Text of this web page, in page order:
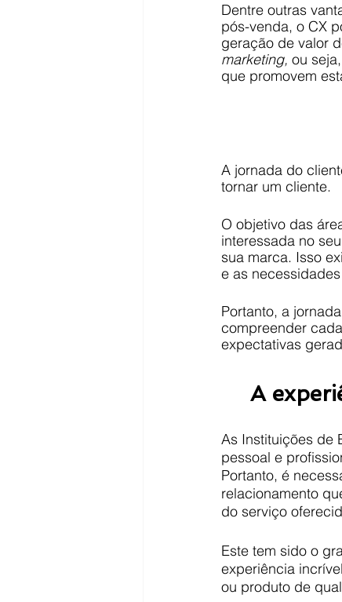
Dentre outras
pós-venda, o CX
geração de valor
marketing, ou
que promovem
A jornada do
tornar um cliente.
O objetivo das
interessada no
sua marca. Isso
e as
Portanto, a
compreender
expectativas
A
As Instituições de
pessoal e
Portanto, é
relacionamento
do serviço
Este tem sido o
experiência
ou produto de